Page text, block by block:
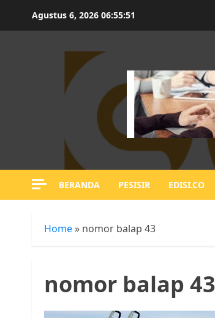
Agustus 6, 2026 06:55:52
BERANDA PESISIR EDISI.CO
Home » nomor balap 43
nomor balap 43